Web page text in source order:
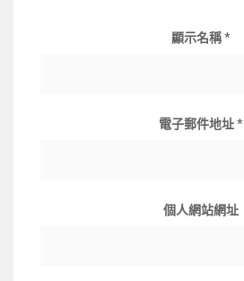
顯示名稱*
電子郵件地址*
個人網站網址